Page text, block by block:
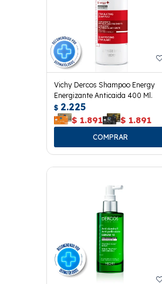
Vichy Dercos Shampoo Energy
Energizante Anticaida 400 Ml.
$ 2.225
$ 1.891 $ 1.891